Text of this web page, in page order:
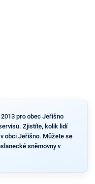
pro obec Jeřišno
Zjistíte, kolik lidí
obci Jeřišno. Můžete se
sněmovny v